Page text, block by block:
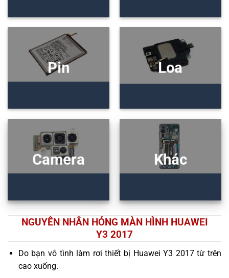
Pin Loa
Camera Khác
NGUYÊN NHÂN HỎNG MÀN HÌNH HUAWEI
Y3 2017
Do bạn vô tình làm rơi thiết bị Huawei Y3 2017 từ trên
cao xuống.